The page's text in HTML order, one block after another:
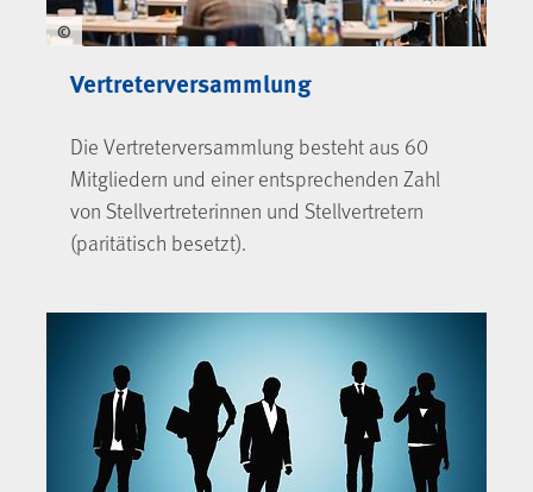
©
Vertreterversammlung
Die Vertreterversammlung besteht aus 60
Mitgliedern und einer entsprechenden Zahl
von Stellvertreterinnen und Stellvertretern
(paritätisch besetzt).